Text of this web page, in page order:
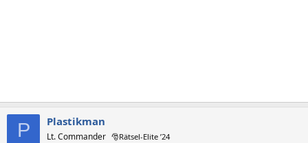
P Plastikman
Lt. Commander 🎅Rätsel-Elite ’24